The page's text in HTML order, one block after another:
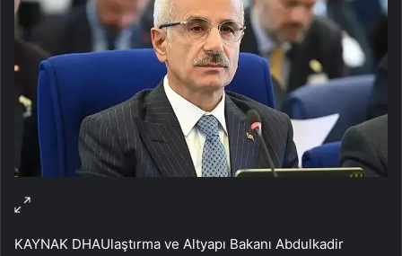
KAYNAK DHAUlaştırma ve Altyapı Bakanı Abdulkadir